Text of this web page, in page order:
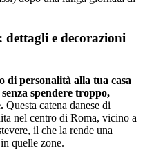
e decorazioni
di personalità alla tua casa
spendere troppo,
Questa catena danese di
nel centro di Roma, vicino a
il che la rende una
quelle zone.